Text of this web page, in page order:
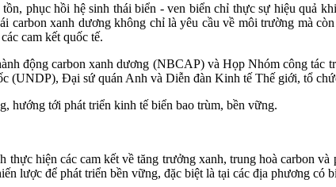
phục hồi hệ sinh thái biển - ven biển chỉ thực sự hiệu quả
carbon xanh dương không chỉ là yêu cầu về môi trường mà
cam kết quốc tế.
động carbon xanh dương (NBCAP) và Họp Nhóm công
Đại sứ quán Anh và Diễn đàn Kinh tế Thế giới, tổ
hướng tới phát triển kinh tế biển bao trùm, bền vững.
hiện các cam kết về tăng trưởng xanh, trung hoà carbon
lược để phát triển bền vững, đặc biệt là tại các địa phương có